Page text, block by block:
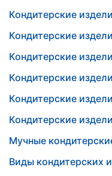
Кондитерские
Кондитерские
Кондитерские
Кондитерские
Кондитерские
Кондитерские
Мучные
Виды кондитерских